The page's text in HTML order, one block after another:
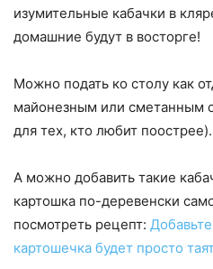
изумительные кабачки в
домашние будут в восторге!
Можно подать ко столу как
майонезным или сметанным
для тех, кто любит поострее).
А можно добавить такие
картошка по-деревенски
посмотреть рецепт:
картошечка будет просто